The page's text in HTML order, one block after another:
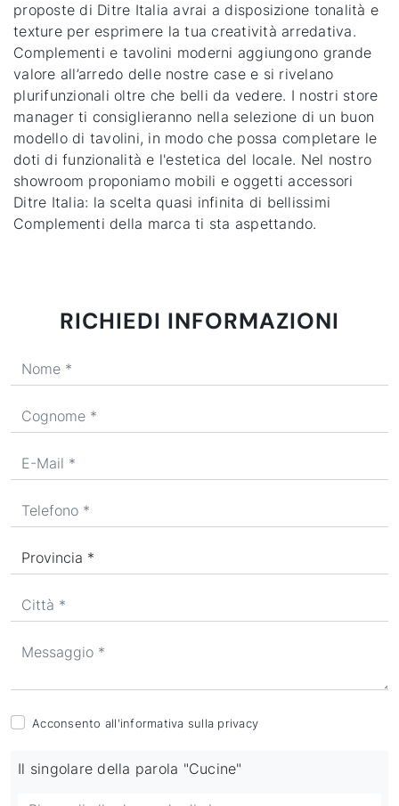
proposte di Ditre Italia avrai a disposizione tonalità e
texture per esprimere la tua creatività arredativa.
Complementi e tavolini moderni aggiungono grande
valore all’arredo delle nostre case e si rivelano
plurifunzionali oltre che belli da vedere. I nostri store
manager ti consiglieranno nella selezione di un buon
modello di tavolini, in modo che possa completare le
doti di funzionalità e l'estetica del locale. Nel nostro
showroom proponiamo mobili e oggetti accessori
Ditre Italia: la scelta quasi infinita di bellissimi
Complementi della marca ti sta aspettando.
RICHIEDI INFORMAZIONI
Acconsento all'informativa sulla privacy
Il singolare della parola "Cucine"